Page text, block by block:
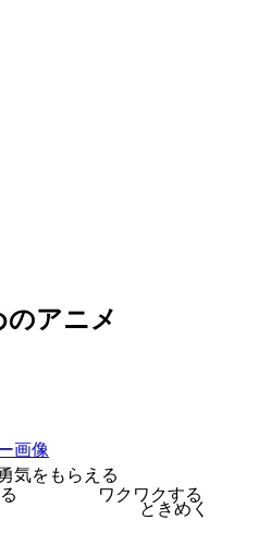
アニメ
勇気をもらえる
ワクワクする
ときめく